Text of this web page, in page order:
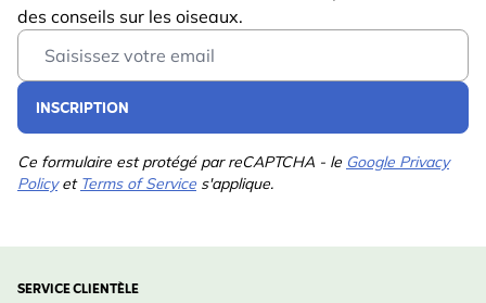
des conseils sur les oiseaux.
Email Address
INSCRIPTION
Ce formulaire est protégé par reCAPTCHA - le Google Privacy
Policyet Terms of Service s'applique.
SERVICE CLIENTÈLE